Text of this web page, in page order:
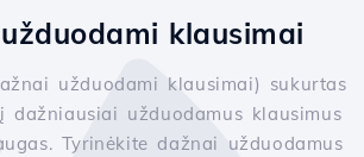
klausimai
užduodami klausimai) sukurtas
užduodamus klausimus
Tyrinėkite dažnai užduodamus